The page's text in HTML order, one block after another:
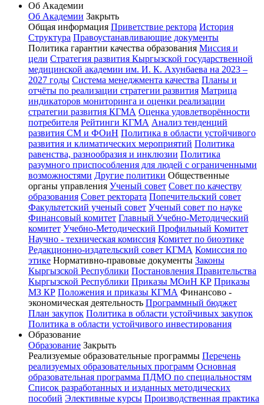
Об Академии
Об Академии Закрыть
Общая информация Приветствие ректора История
Структура Правоустанавливающие документы
Политика гарантии качества образования Миссия и
цели Стратегия развития Кыргызской государственной
медицинской академии им. И. К. Ахунбаева на 2023 –
2027 годы Система менеджмента качества Планы и
отчёты по реализации стратегии развития Матрица
индикаторов мониторинга и оценки реализации
стратегии развития КГМА Оценка удовлетворённости
потребителя Рейтинги КГМА Анализ тенденций
развития СМ и ФОиН Политика в области устойчивого
развития и климатических мероприятий Политика
равенства, разнообразия и инклюзии Политика
разумного приспособления для людей с ограниченными
возможностями Другие политики Общественные
органы управления Ученый совет Совет по качеству
образования Совет ректората Попечительский совет
Факультетский ученый совет Ученый совет по науке
Финансовый комитет Главный Учебно-Методический
комитет Учебно-Методический Профильный Комитет
Научно - техническая комиссия Комитет по биоэтике
Редакционно-издательский совет КГМА Комиссия по
этике Нормативно-правовые документы Законы
Кыргызской Республики Постановления Правительства
Кыргызской Республики Приказы МОиН КР Приказы
МЗ КР Положения и приказы КГМА Финансово -
экономическая деятельность Программный бюджет
План закупок Политика в области устойчивых закупок
Политика в области устойчивого инвестирования
Образование
Образование Закрыть
Реализуемые образовательные программы Перечень
реализуемых образовательных программ Основная
образовательная программа ПДМО по специальностям
Список разработанных и изданных методических
пособий Элективные курсы Производственная практика